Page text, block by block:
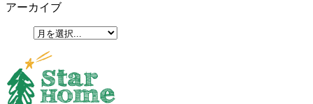
アーカイブ